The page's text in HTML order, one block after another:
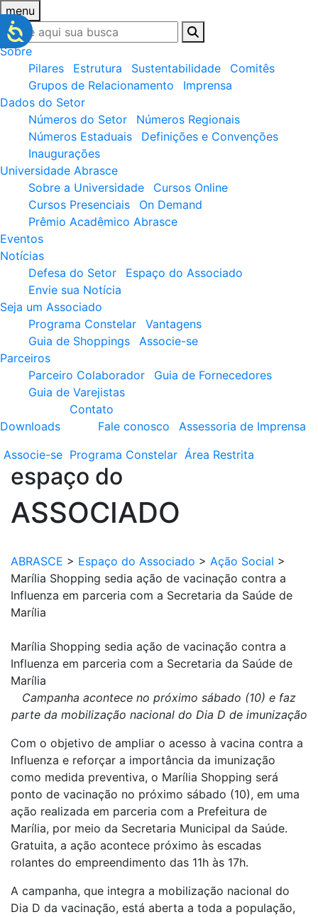
menu
Sobre
Pilares
Estrutura Sustentabilidade
Comitês
Grupos de Relacionamento
Imprensa
Dados do Setor
Números do Setor
Números Regionais
Números Estaduais
Definições e Convenções
Inaugurações
Universidade Abrasce
Sobre a Universidade
Cursos Online
Cursos Presenciais
On Demand
Prêmio Acadêmico Abrasce
Eventos
Notícias
Defesa do Setor
Espaço do Associado
Envie sua Notícia
Seja um Associado
Programa Constelar
Vantagens
Guia de Shoppings
Associe-se
Parceiros
Parceiro Colaborador
Guia de Fornecedores
Guia de Varejistas
Downloads
Contato
Fale conosco
Assessoria de Imprensa
Associe-se Programa Constelar Área Restrita
espaço do
ASSOCIADO
ABRASCE > Espaço do Associado > Ação Social >
Marília Shopping sedia ação de vacinação contra a
Influenza em parceria com a Secretaria da Saúde de
Marília
Marília Shopping sedia ação de vacinação contra a
Influenza em parceria com a Secretaria da Saúde de
Marília
Campanha acontece no próximo sábado (10) e faz
parte da mobilização nacional do Dia D de imunização
Com o objetivo de ampliar o acesso à vacina contra a
Influenza e reforçar a importância da imunização
como medida preventiva, o Marília Shopping será
ponto de vacinação no próximo sábado (10), em uma
ação realizada em parceria com a Prefeitura de
Marília, por meio da Secretaria Municipal da Saúde.
Gratuita, a ação acontece próximo às escadas
rolantes do empreendimento das 11h às 17h.
A campanha, que integra a mobilização nacional do
Dia D da vacinação, está aberta a toda a população,